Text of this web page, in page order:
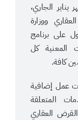
الجاري،
ووزارة
على برنامج
المعنية كل
كافة.
عمل إضافية
المتعلقة
العقاري